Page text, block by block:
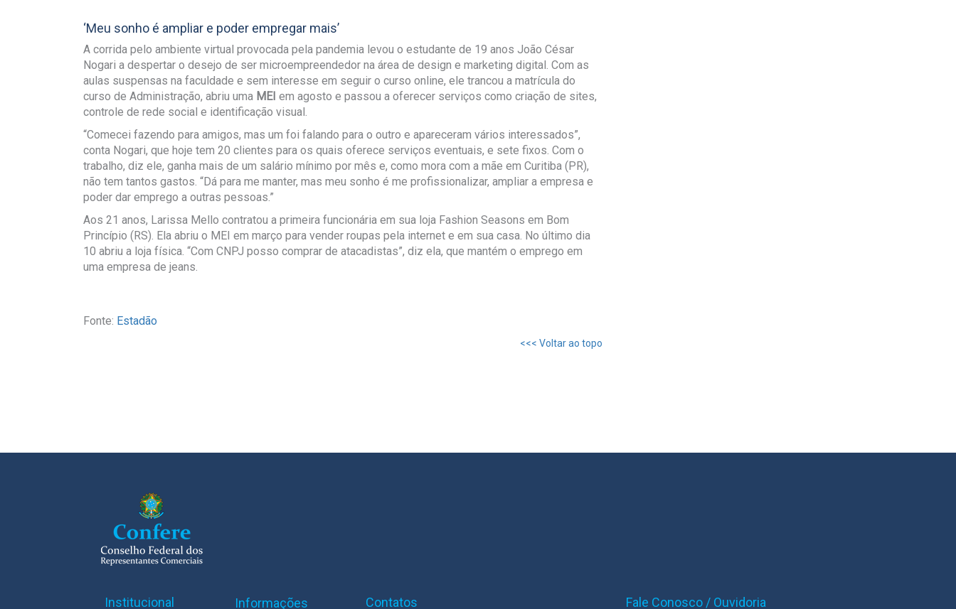
‘Meu sonho é ampliar e poder empregar mais’
A corrida pelo ambiente virtual provocada pela pandemia levou o estudante de 19 anos João César
Nogari a despertar o desejo de ser microempreendedor na área de design e marketing digital. Com as
aulas suspensas na faculdade e sem interesse em seguir o curso online, ele trancou a matrícula do
curso de Administração, abriu uma MEI em agosto e passou a oferecer serviços como criação de sites,
controle de rede social e identificação visual.
“Comecei fazendo para amigos, mas um foi falando para o outro e apareceram vários interessados”,
conta Nogari, que hoje tem 20 clientes para os quais oferece serviços eventuais, e sete fixos. Com o
trabalho, diz ele, ganha mais de um salário mínimo por mês e, como mora com a mãe em Curitiba (PR),
não tem tantos gastos. “Dá para me manter, mas meu sonho é me profissionalizar, ampliar a empresa e
poder dar emprego a outras pessoas.”
Aos 21 anos, Larissa Mello contratou a primeira funcionária em sua loja Fashion Seasons em Bom
Princípio (RS). Ela abriu o MEI em março para vender roupas pela internet e em sua casa. No último dia
10 abriu a loja física. “Com CNPJ posso comprar de atacadistas”, diz ela, que mantém o emprego em
uma empresa de jeans.
Fonte: Estadão
<<< Voltar ao topo
Institucional Informações Contatos Fale Conosco / Ouvidoria